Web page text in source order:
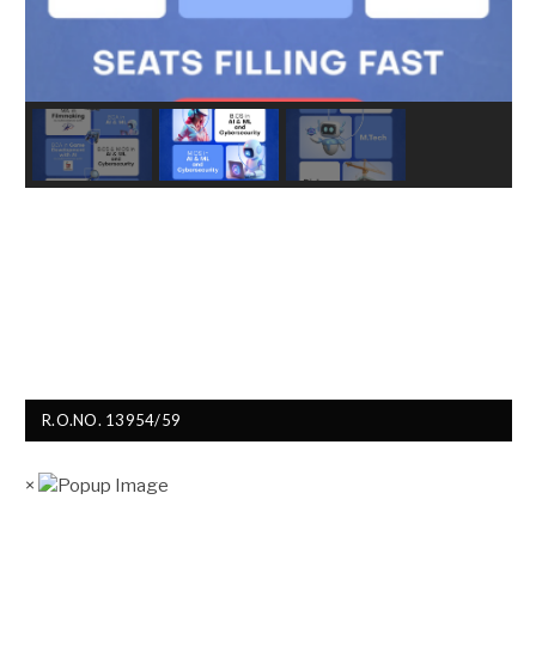
R.O.NO. 13954/59
×